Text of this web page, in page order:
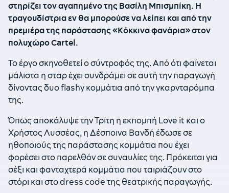
στηρίζει τον αγαπημένο της Βασίλη Μπισμπίκη. Η
τραγουδίστρια εν θα μπορούσε να λείπει και από την
πρεμιέρα της παράστασης «Κόκκινα φανάρια» στον
πολυχώρο Cartel.
Το έργο σκηνοθετεί ο σύντροφός της. Από ότι φαίνεται
μάλιστα η σταρ έχει συνδράμει σε αυτή την παραγωγή
δίνοντας δυο flashy κομμάτια από την γκαρνταρόμπα
της.
Όπως αποκάλυψε την Τρίτη η εκπομπή Love it και ο
Χρήστος Λυσσέας, η Δέσποινα Βανδή έδωσε σε
ηθοποιούς της παράστασης κομμάτια που έχει
φορέσει στο παρελθόν σε συναυλίες της. Πρόκειται για
σέξι και φανταχτερά κομμάτια που ταιριάζουν στο
στόρι και στο dress code της θεατρικής παραγωγής.